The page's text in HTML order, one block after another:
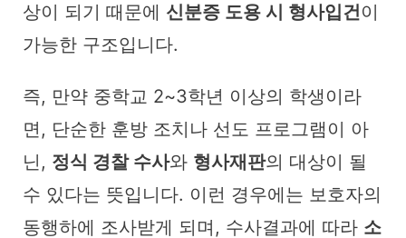
상이 되기 때문에 신분증 도용 시 형사입건이
가능한 구조입니다.
즉, 만약 중학교 2~3학년 이상의 학생이라
면, 단순한 훈방 조치나 선도 프로그램이 아
닌, 정식 경찰 수사와 형사재판의 대상이 될
수 있다는 뜻입니다. 이런 경우에는 보호자의
동행하에 조사받게 되며, 수사결과에 따라 소